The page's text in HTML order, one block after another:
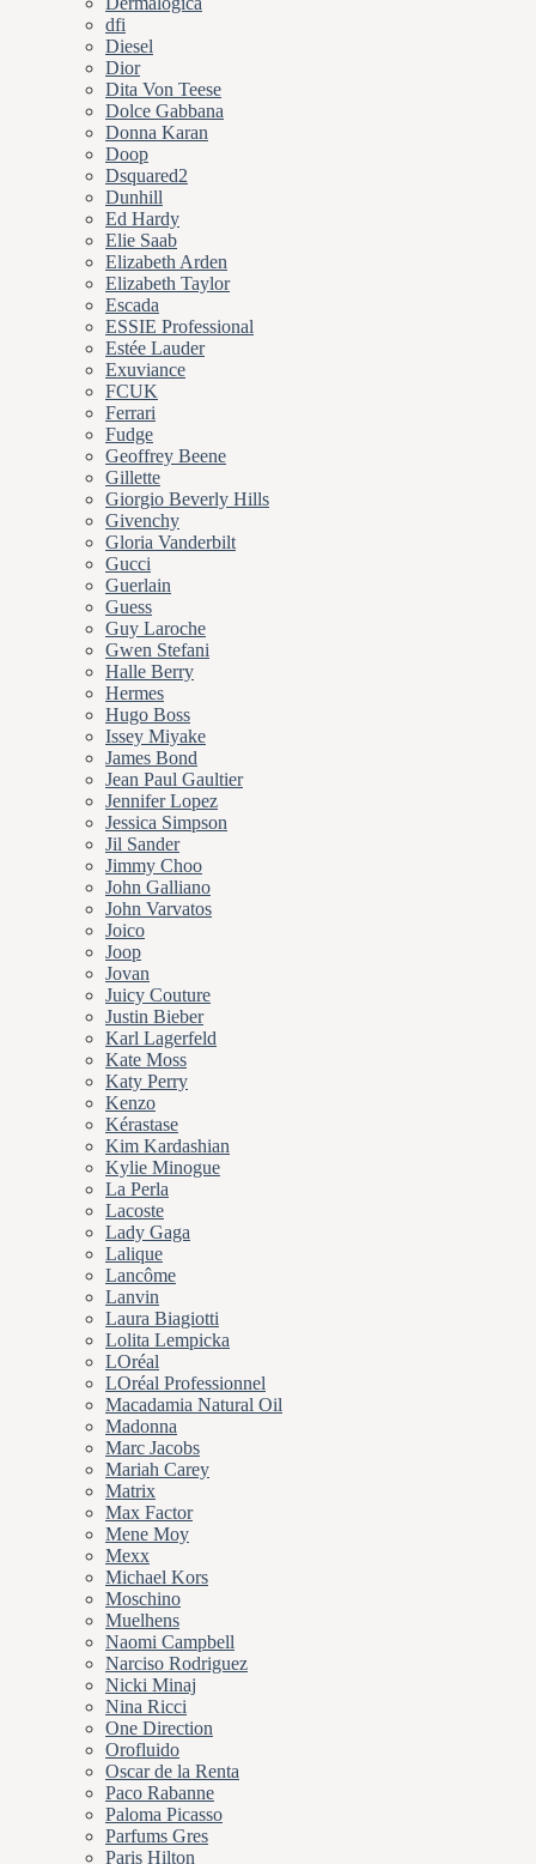
dfi
Diesel
Dior
Dita Von Teese
Dolce Gabbana
Donna Karan
Doop
Dsquared2
Dunhill
Ed Hardy
Elie Saab
Elizabeth Arden
Elizabeth Taylor
Escada
ESSIE Professional
Estée Lauder
Exuviance
FCUK
Ferrari
Fudge
Geoffrey Beene
Gillette
Giorgio Beverly Hills
Givenchy
Gloria Vanderbilt
Gucci
Guerlain
Guess
Guy Laroche
Gwen Stefani
Halle Berry
Hermes
Hugo Boss
Issey Miyake
James Bond
Jean Paul Gaultier
Jennifer Lopez
Jessica Simpson
Jil Sander
Jimmy Choo
John Galliano
John Varvatos
Joico
Joop
Jovan
Juicy Couture
Justin Bieber
Karl Lagerfeld
Kate Moss
Katy Perry
Kenzo
Kérastase
Kim Kardashian
Kylie Minogue
La Perla
Lacoste
Lady Gaga
Lalique
Lancôme
Lanvin
Laura Biagiotti
Lolita Lempicka
LOréal
LOréal Professionnel
Macadamia Natural Oil
Madonna
Marc Jacobs
Mariah Carey
Matrix
Max Factor
Mene Moy
Mexx
Michael Kors
Moschino
Muelhens
Naomi Campbell
Narciso Rodriguez
Nicki Minaj
Nina Ricci
One Direction
Orofluido
Oscar de la Renta
Paco Rabanne
Paloma Picasso
Parfums Gres
Paris Hilton